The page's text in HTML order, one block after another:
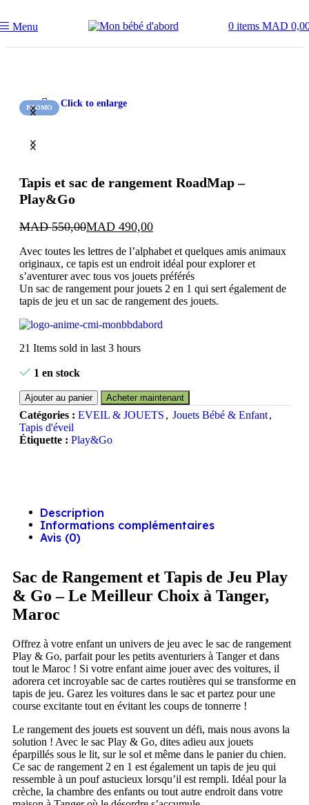
Menu 0 items MAD
PROMO Click to enlarge
Tapis et sac de rangement RoadMap –
Play&Go
MAD550,00MAD 490,00
Avec toutes les lettres de l’alphabet et quelques amis animaux
originaux, ce tapis est un endroit idéal pour explorer et
s’aventurer avec tous vos jouets préférés
Un sac de rangement pour jouets 2 en 1 qui sert également de
tapis de jeu et un sac de rangement des jouets.
21 Items sold in last 3 hours
1 en stock
Ajouter au panier Acheter maintenant
Catégories : EVEIL & JOUETS , Jouets Bébé & Enfant,
Tapis d'éveil
Étiquette : Play&Go
Description
Informations complémentaires
Avis (0)
Sac de Rangement et Tapis de Jeu Play
& Go – Le Meilleur Choix à Tanger,
Maroc
Offrez à votre enfant un univers de jeu avec le sac de rangement
Play & Go, parfait pour les petits aventuriers à Tanger et dans
tout le Maroc ! Si votre enfant aime jouer avec des voitures, il
adorera cet incroyable sac de cartes routières qui se transforme en
tapis de jeu. Garez les voitures dans le sac et partez pour une
course excitante tout en évitant les coups de tonnerre !
Le rangement des jouets est souvent un défi, mais nous avons la
solution ! Avec le sac Play & Go, dites adieu aux jouets
éparpillés sous le lit, sur le sol et même dans le panier du chien.
Ce sac de rangement 2 en 1 est également un tapis de jeu qui
ressemble à un pouf astucieux lorsqu’il est rempli. Idéal pour la
crèche, la chambre des enfants ou tout autre endroit dans votre